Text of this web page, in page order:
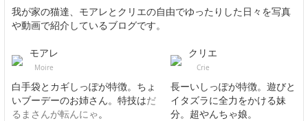
我が家の猫達、モアレとクリエの自由でゆったりした日々を写真
や動画で紹介しているブログです。
モアレ
Moire
白手袋とカギしっぽが特徴。ちょ
いブーデーのお姉さん。特技はだ
るまさんが転んにゃ。
クリエ
Crie
長ーいしっぽが特徴。遊びと
イタズラに全力をかける妹
分。超やんちゃ娘。